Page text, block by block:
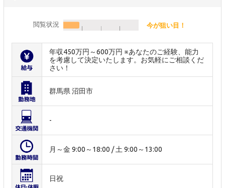
閲覧状況 今が狙い目！
年収450万円～600万円 ※あなたのご経験、能力
を考慮して決定いたします。お気軽にご相談くだ
さい！
群馬県 沼田市
-
月～金 9:00～18:00 / 土 9:00～13:00
日祝